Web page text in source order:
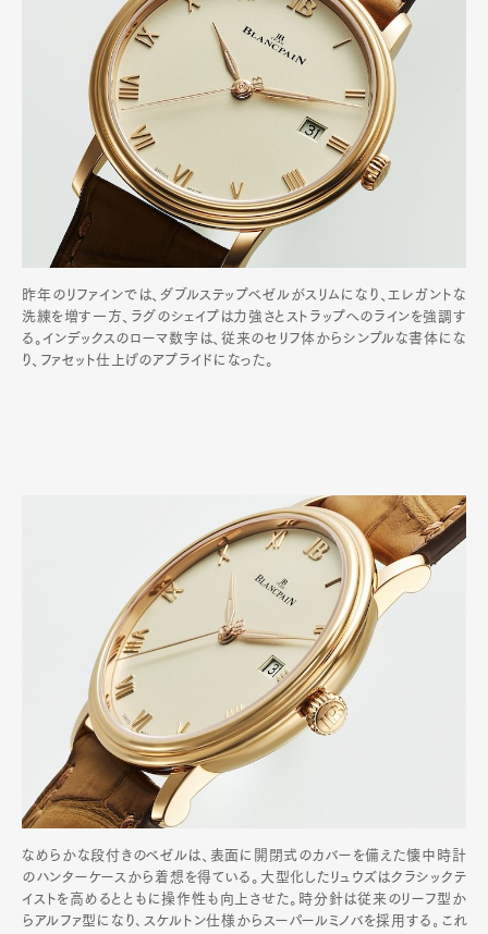
昨年のリファインでは、ダブルステップベゼルがスリムになり、エレガントな
洗練を増す一方、ラグのシェイプは力強さとストラップへのラインを強調す
る。インデックスのローマ数字は、従来のセリフ体からシンプルな書体にな
り、ファセット仕上げのアプライドになった。
なめらかな段付きのベゼルは、表面に開閉式のカバーを備えた懐中時計
のハンターケースから着想を得ている。大型化したリュウズはクラシックテ
イストを高めるとともに操作性も向上させた。時分針は従来のリーフ型か
らアルファ型になり､スケルトン仕様からスーパールミノバを採用する｡これ